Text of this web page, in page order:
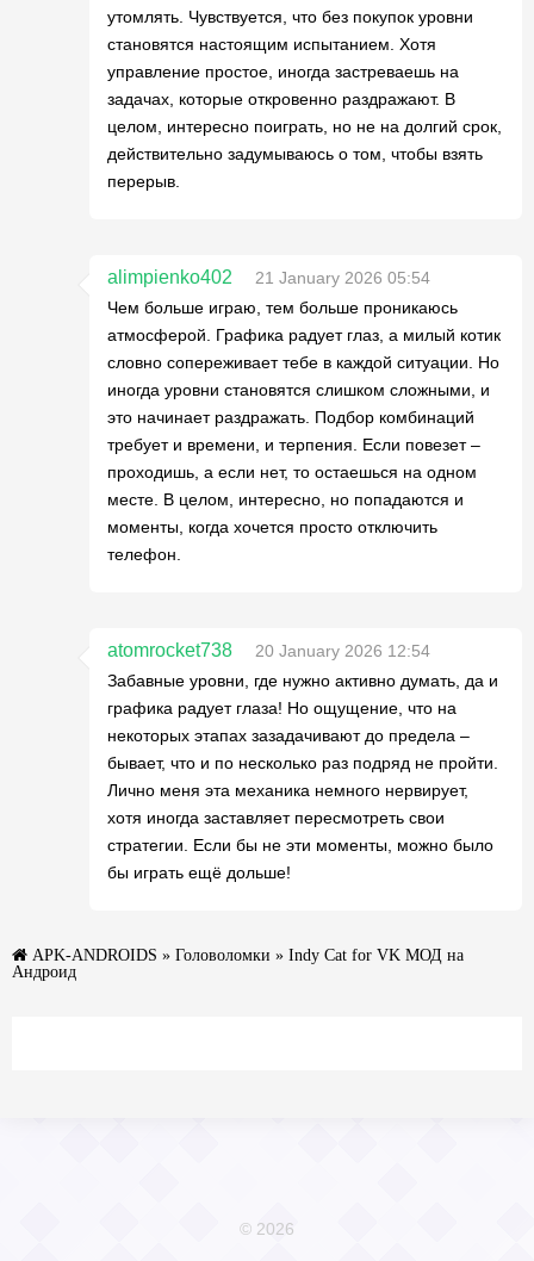
утомлять. Чувствуется, что без покупок уровни
становятся настоящим испытанием. Хотя
управление простое, иногда застреваешь на
задачах, которые откровенно раздражают. В
целом, интересно поиграть, но не на долгий срок,
действительно задумываюсь о том, чтобы взять
перерыв.
alimpienko402
21 January 2026 05:54
Чем больше играю, тем больше проникаюсь
атмосферой. Графика радует глаз, а милый котик
словно сопереживает тебе в каждой ситуации. Но
иногда уровни становятся слишком сложными, и
это начинает раздражать. Подбор комбинаций
требует и времени, и терпения. Если повезет –
проходишь, а если нет, то остаешься на одном
месте. В целом, интересно, но попадаются и
моменты, когда хочется просто отключить
телефон.
atomrocket738
20 January 2026 12:54
Забавные уровни, где нужно активно думать, да и
графика радует глаза! Но ощущение, что на
некоторых этапах зазадачивают до предела –
бывает, что и по несколько раз подряд не пройти.
Лично меня эта механика немного нервирует,
хотя иногда заставляет пересмотреть свои
стратегии. Если бы не эти моменты, можно было
бы играть ещё дольше!
APK-ANDROIDS » Головоломки » Indy Cat for VK МОД на
Андроид
© 2026